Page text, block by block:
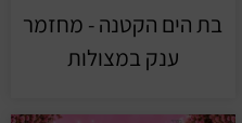
בת הים הקטנה - מחזמר
ענק במצולות